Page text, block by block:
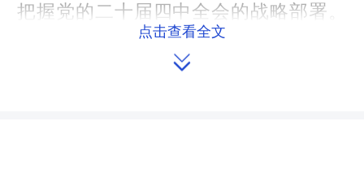
把握党的二十届四中全会的战略部署。
全面，就是要以全局视野领会《建
议》，将“十五五”时期经济社会发展的
点击查看全文
